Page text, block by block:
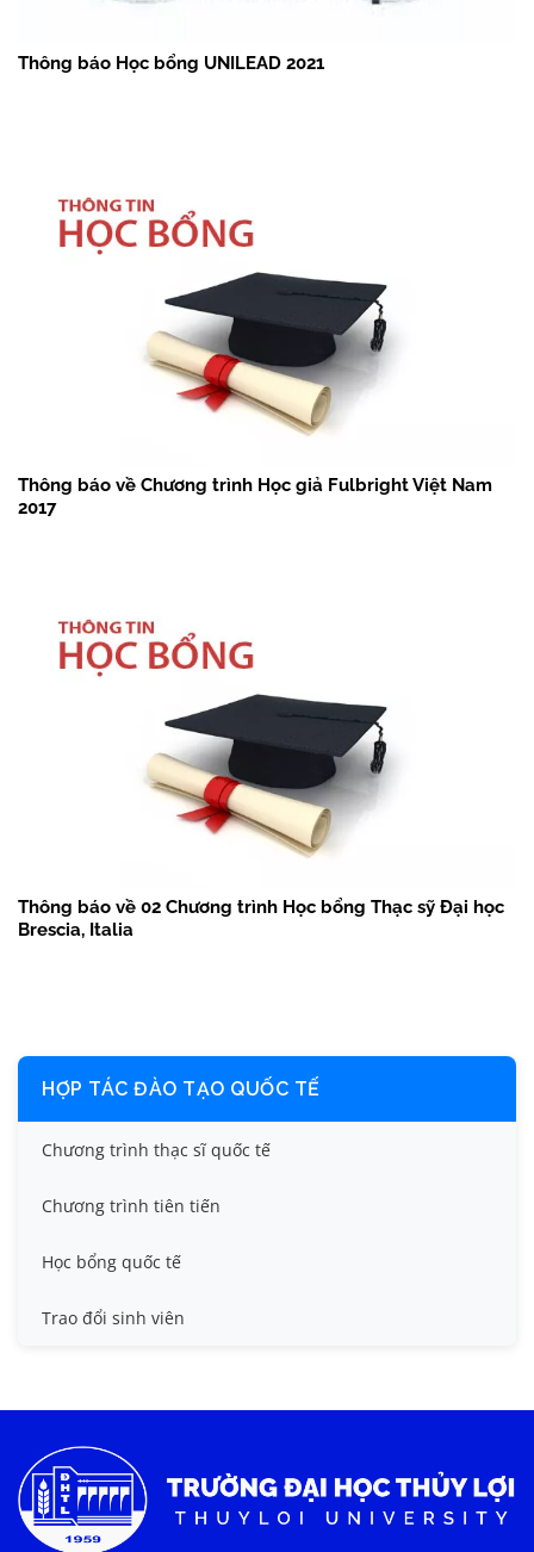
Thông báo Học bổng UNILEAD 2021
Thông báo về Chương trình Học giả Fulbright Việt Nam
2017
Thông báo về 02 Chương trình Học bổng Thạc sỹ Đại học
Brescia, Italia
HỢP TÁC ĐÀO TẠO QUỐC TẾ
Chương trình thạc sĩ quốc tế
Chương trình tiên tiến
Học bổng quốc tế
Trao đổi sinh viên